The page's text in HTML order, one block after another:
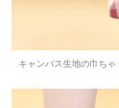
キャンバス生地の巾ちゃ